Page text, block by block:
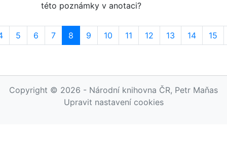
této poznámky v anotaci?
5 6 7 8 9 10 11 12 13 14 15
Copyright © 2026 - Národní knihovna ČR, Petr Maňas
Upravit nastavení cookies